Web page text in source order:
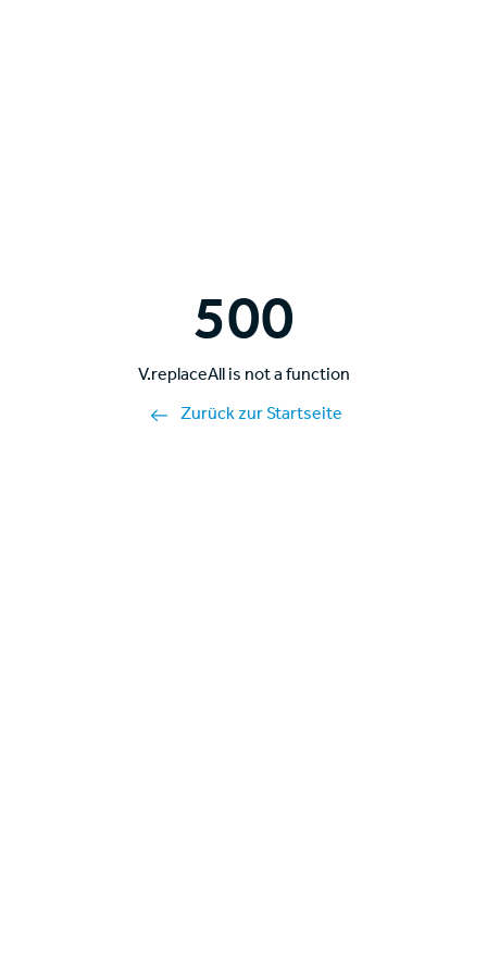
500
V.replaceAll is not a function
Zurück zur Startseite